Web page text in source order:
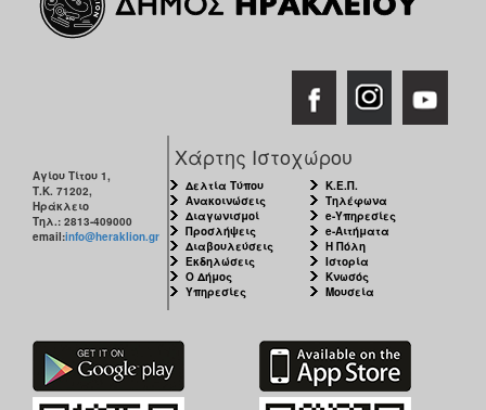
Αγίου Τίτου 1,
Τ.Κ. 71202,
Ηράκλειο
Τηλ.: 2813-409000
email:info@heraklion.gr
Χάρτης Ιστοχώρου
Δελτία Τύπου
Ανακοινώσεις
Διαγωνισμοί
Προσλήψεις
Διαβουλεύσεις
Εκδηλώσεις
Ο Δήμος
Υπηρεσίες
Κ.Ε.Π.
Τηλέφωνα
e-Υπηρεσίες
e-Αιτήματα
Η Πόλη
Ιστορία
Κνωσός
Μουσεία